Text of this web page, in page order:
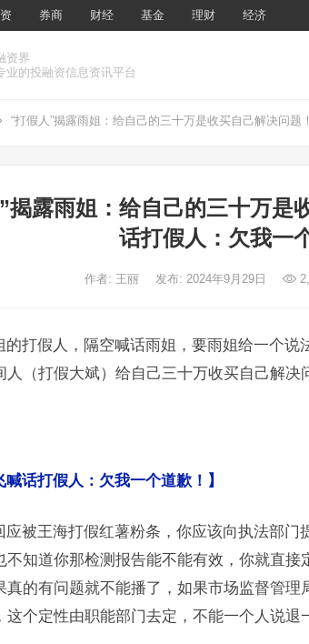
券商 财经 基金 理财 经济
资界
业的投融资信息资讯平台
“打假人”揭露雨姐：给自己的三十万是收买自己解决问题
揭露雨姐：给自己的三十万是
话打假人：欠我一
作者: 王丽 发布: 2024年9月29日
的打假人，隔空喊话雨姐，要雨姐给一个说
人（打假大斌）给自己三十万收买自己解决
喊话打假人：欠我一个道歉！】
应被王海打假红薯粉条，你应该向执法部门
不知道你那检测报告能不能有效，你就直
真的有问题就不能播了，如果市场监督管理
这个定性由职能部门去定，不能一个人说退